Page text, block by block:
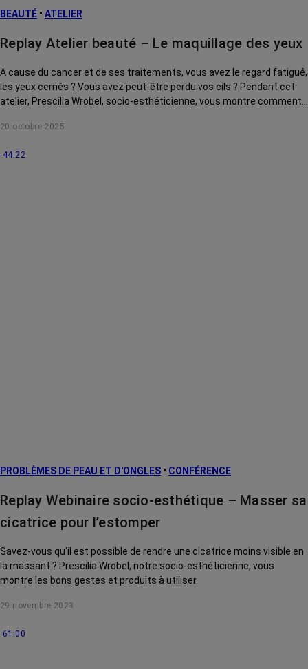
BEAUTÉ • ATELIER
Replay Atelier beauté – Le maquillage des yeux
A cause du cancer et de ses traitements, vous avez le regard fatigué,
les yeux cernés ? Vous avez peut-être perdu vos cils ? Pendant cet
atelier, Prescilia Wrobel, socio-esthéticienne, vous montre comment
été enregistré le 10 octobre 2025
20 octobre 2025
44:22
PROBLÈMES DE PEAU ET D'ONGLES • CONFÉRENCE
Replay Webinaire socio-esthétique – Masser sa
cicatrice pour l’estomper
Savez-vous qu'il est possible de rendre une cicatrice moins visible en
la massant ? Prescilia Wrobel, notre socio-esthéticienne, vous
montre les bons gestes et produits à utiliser.
29 novembre 2023
61:00